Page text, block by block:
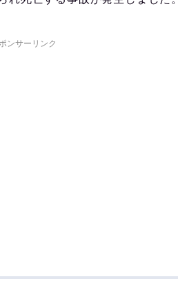
ンサーリンク